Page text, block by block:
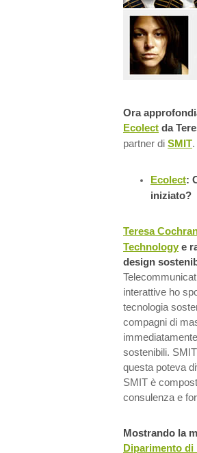
Ora
Ecolect da
partner di SMIT.
Ecolect:
iniziato?
Teresa
Technology e
design
interattive ho
tecnologia
compagni di
sostenibili.
questa poteva
SMIT è
consulenza e
Mostrando la
Diparimento